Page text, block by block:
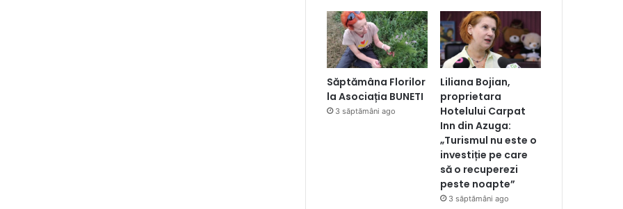
Săptămâna Florilor
la Asociația BUNETI
3 săptămâni ago
Liliana Bojian,
proprietara
Hotelului Carpat
Inn din Azuga:
„Turismul nu este o
investiție pe care
să o recuperezi
peste noapte”
3 săptămâni ago